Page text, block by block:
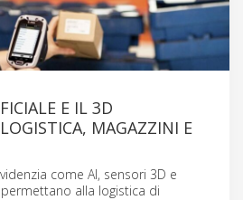
E IL 3D
MAGAZZINI E
come AI, sensori 3D e
alla logistica di